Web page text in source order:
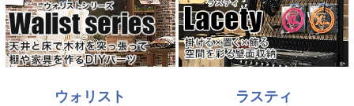
ウォリスト ラスティ